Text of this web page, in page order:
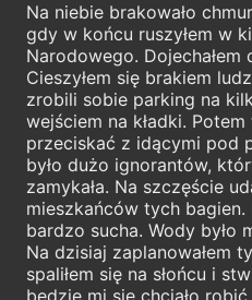
Na niebie brakowało
gdy w końcu ruszyłem w
Narodowego. Dojechałem
Cieszyłem się brakiem
zrobili sobie parking na
wejściem na kładki.
przeciskać z idącymi pod
było dużo ignorantów,
zamykała. Na szczęście
mieszkańców tych
bardzo sucha. Wody było
Na dzisiaj zaplanowałem
spaliłem się na słońcu i